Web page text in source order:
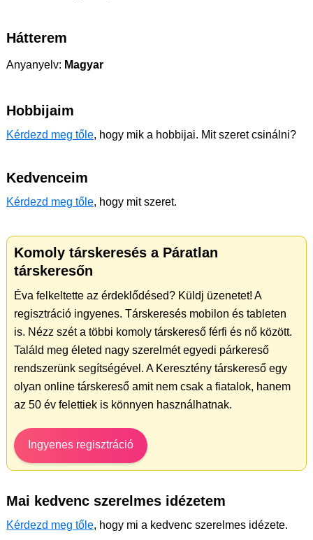
Hátterem
Anyanyelv: Magyar
Hobbijaim
Kérdezd meg tőle, hogy mik a hobbijai. Mit szeret csinálni?
Kedvenceim
Kérdezd meg tőle, hogy mit szeret.
Komoly társkeresés a Páratlan
társkeresőn
Éva felkeltette az érdeklődésed? Küldj üzenetet! A
regisztráció ingyenes. Társkeresés mobilon és tableten
is. Nézz szét a többi komoly társkereső férfi és nő között.
Találd meg életed nagy szerelmét egyedi párkereső
rendszerünk segítségével. A Keresztény társkereső egy
olyan online társkereső amit nem csak a fiatalok, hanem
az 50 év felettiek is könnyen használhatnak.
Ingyenes regisztráció
Mai kedvenc szerelmes idézetem
Kérdezd meg tőle, hogy mi a kedvenc szerelmes idézete.